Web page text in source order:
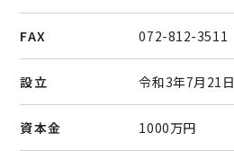
FAX 072-812-3511
設立 令和3年7月21日
資本金 1000万円